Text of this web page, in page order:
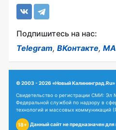
Подпишитесь на нас:
Telegram, ВКонтакте,
© 2003 - 2026 «Новый Калининград.Ru»
Свидетельство о регистрации СМИ:
Федеральной службой по надзору в
технологий и массовых коммуникаций
18+ Данный сайт не предназначен